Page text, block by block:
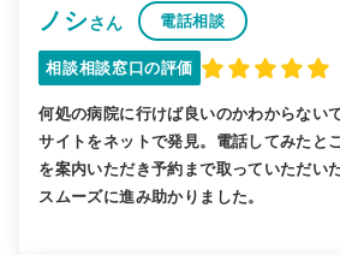
ノシさん 電話相談
相談相談窓口の評価
何処の病院に行けば良いのかわからない
サイトをネットで発見。電話してみたと
を案内いただき予約まで取っていただい
スムーズに進み助かりました。